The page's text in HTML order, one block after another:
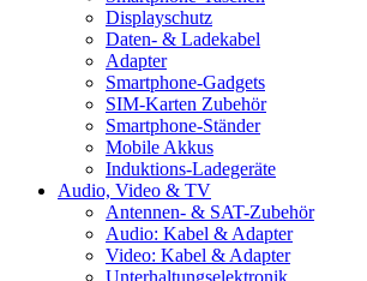
Displayschutz
Daten- & Ladekabel
Adapter
Smartphone-Gadgets
SIM-Karten Zubehör
Smartphone-Ständer
Mobile Akkus
Induktions-Ladegeräte
Audio, Video & TV
Antennen- & SAT-Zubehör
Audio: Kabel & Adapter
Video: Kabel & Adapter
Unterhaltungselektronik